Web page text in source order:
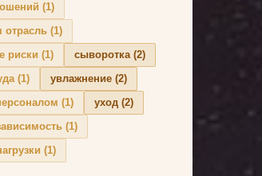
(1)
отрасль (1)
риски (1) сыворотка(2)
(1) увлажнение (2)
(1) уход (2)
(1)
(1)